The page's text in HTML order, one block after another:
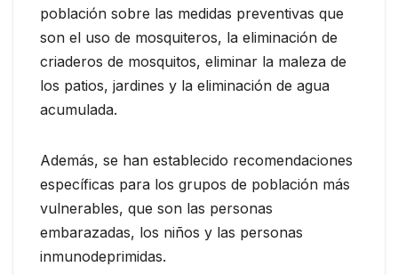
población sobre las medidas preventivas que
son el uso de mosquiteros, la eliminación de
criaderos de mosquitos, eliminar la maleza de
los patios, jardines y la eliminación de agua
acumulada.
Además, se han establecido recomendaciones
específicas para los grupos de población más
vulnerables, que son las personas
embarazadas, los niños y las personas
inmunodeprimidas.